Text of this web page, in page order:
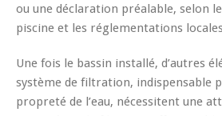
ou une déclaration préalable, selon
piscine et les réglementations
Une fois le bassin installé, d’autres
système de filtration, indispensable
propreté de l’eau, nécessitent une